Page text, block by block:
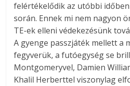
felértékelődik az utóbbi
során. Ennek mi nem nagyon
TE-ek elleni védekezésünk
A gyenge passzjáték mellett a
fegyverük, a futóegység se
Montgomeryvel, Damien
Khalil Herberttel viszonylag